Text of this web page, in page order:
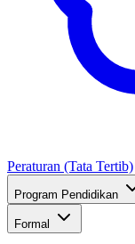
Peraturan (Tata Tertib)
Program Pendidikan
Formal